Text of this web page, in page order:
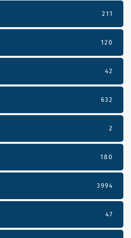
211
120
42
632
2
180
3994
47